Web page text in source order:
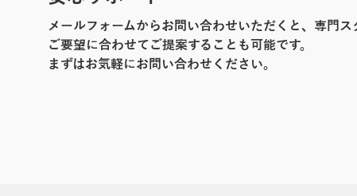
メールフォームからお問い合わせいただくと、専門ス
ご要望に合わせてご提案することも可能です。
まずはお気軽にお問い合わせください。